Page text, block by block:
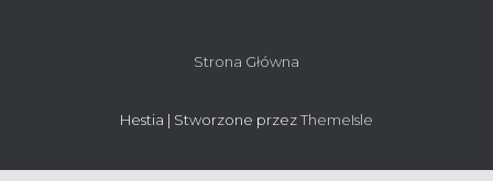
Strona Główna
Hestia | Stworzone przezThemeIsle